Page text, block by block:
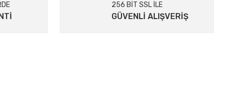
256 BİT SSL İLE
GÜVENLİ ALIŞVERİŞ